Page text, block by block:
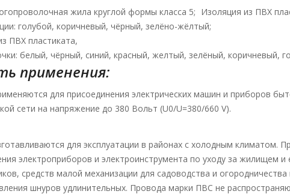
жила круглой формы класса 5; Изоляция из ПВХ
голубой, коричневый, чёрный, зелёно-жёлтый;
ПВХ пластиката,
белый, чёрный, синий, красный, желтый, зелёный, коричневый,
применения:
для присоединения электрических машин и приборов
сети на напряжение до 380 Вольт (U0/U=380/660 V).
для эксплуатации в районах с холодным климатом.
электроприборов и электроинструмента по уходу за жилищем
средств малой механизации для садоводства и
шнуров удлинительных. Провода марки ПВС не